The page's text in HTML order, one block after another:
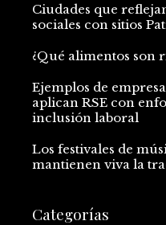
Ciudades que
sociales con sitios
¿Qué alimentos son
Ejemplos de
aplican RSE con
inclusión laboral
Los festivales de
mantienen viva la
Categorías